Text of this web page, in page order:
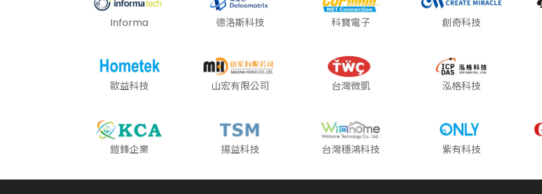
Informa 德洛斯科技 科寶電子 創奇科技
歐益科技 山宏有限公司 台灣微凱 泓格科技
鎧鋒企業 揚益科技 台灣穩鴻科技 紫有科技